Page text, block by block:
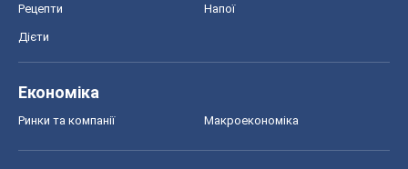
Рецепти Напої
Дієти
Економіка
Ринки та компанії Макроекономіка